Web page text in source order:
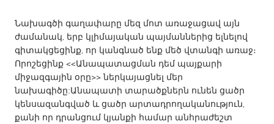
Amherstburg
Kingston
Kitchener-Waterloo
New Glasgow
Newmarket
Ottawa
South Shore
Toronto
MALAYSIA
Նախագծի գաղափարը մեզ մոտ առաջացավ այն
ժամանակ, երբ կլիմայական պայմաններից ելնելով
գիտակցեցինք, որ կանգնած ենք մեծ վտանգի առաջ։
Որոշեցինք <<Անապատացման դեմ պայքարի
միջազգային օրը>> ներկայացնել մեր
նախագիծը:Անապատի տարածքներն ունեն ցածր
կենսազանգված և ցածր արտադրողականություն,
քանի որ դրանցում կյանքի համար անհրաժեշտ